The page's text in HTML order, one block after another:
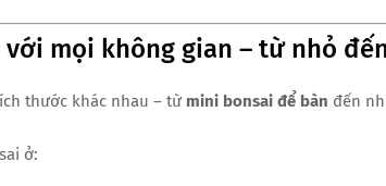
với mọi không gian – từ nhỏ
thước khác nhau – từ mini bonsai để bàn đến
ở: